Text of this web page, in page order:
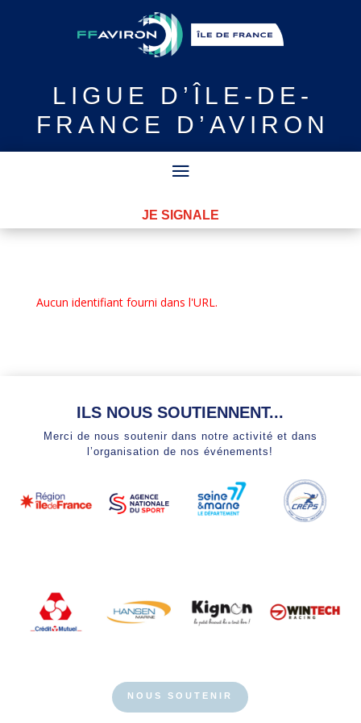
LIGUE
D’ÎLE-DE-
FRANCE D’AVIRON
JE SIGNALE
Aucun identifiant fourni dans l'URL.
ILS NOUS SOUTIENNENT...
Merci de nous soutenir dans notre activité et dans
l’organisation de nos événements!
NOUS SOUTENIR